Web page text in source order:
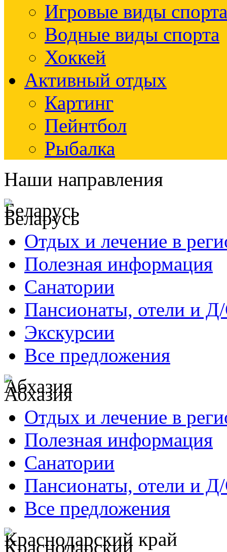
Игровые виды спорта
Водные виды спорта
Хоккей
Активный отдых
Картинг
Пейнтбол
Рыбалка
Наши направления
Беларусь
Отдых и лечение в
Полезная информация
Санатории
Пансионаты, отели и
Экскурсии
Все предложения
Абхазия
Отдых и лечение в
Полезная информация
Санатории
Пансионаты, отели и
Все предложения
Краснодарский край